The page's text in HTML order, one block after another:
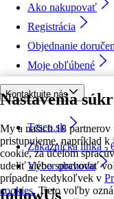
Nastavenia
My a našich 18
pristupujeme, napríklad
cookie, za účelom
udeliť alebo spravovať
prípadne kedykoľvek v
cookies. Tieto voľby
Ako nakupovať
Registrácia
Objednanie
Moje obľúbené
Kontaktujte nás
Tesco.sk
Zákaznícka linka -
Výber obchodu
followUs